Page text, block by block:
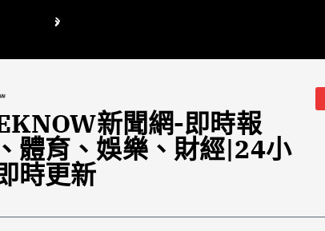
曉玲喊刪陸委會1295萬媒宣費惹議 梁文傑回「只能靠嘴巴」
今
新聞網-即時報
體育、娛樂、財經|24小
時更新